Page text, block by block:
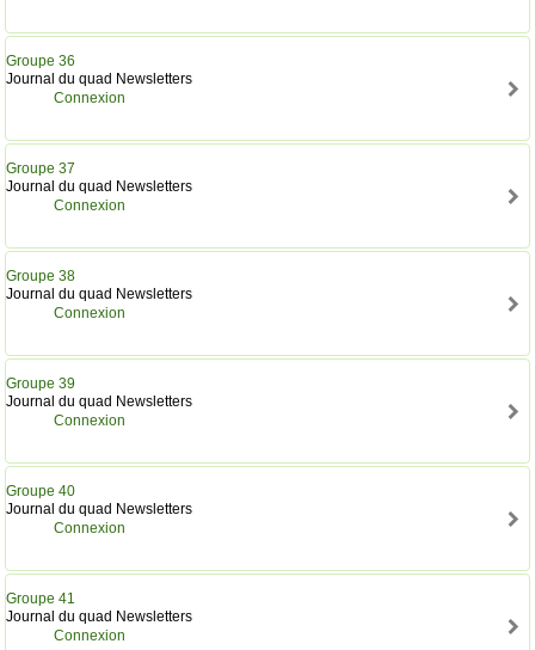
Groupe 36
Journal du quad Newsletters
Connexion
Groupe 37
Journal du quad Newsletters
Connexion
Groupe 38
Journal du quad Newsletters
Connexion
Groupe 39
Journal du quad Newsletters
Connexion
Groupe 40
Journal du quad Newsletters
Connexion
Groupe 41
Journal du quad Newsletters
Connexion